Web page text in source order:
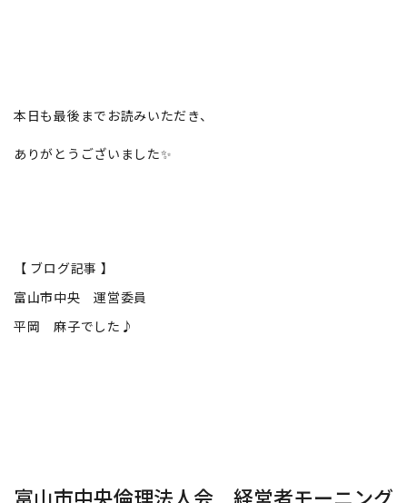
本日も最後までお読みいただき、
ありがとうございました✨
【 ブログ記事 】
富山市中央 運営委員
平岡 麻子でした♪
富山市中央倫理法人会 経営者モーニング